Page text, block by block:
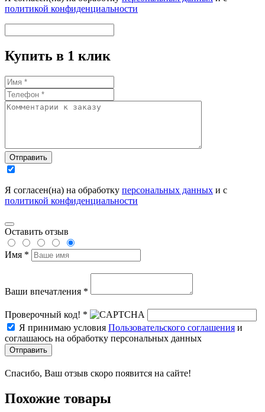
политикой конфиденциальности
Купить в 1 клик
Отправить
Я согласен(на) на обработку персональных данных и с
политикой конфиденциальности
Оставить отзыв
Имя *
Ваши впечатления *
Проверочный код! *
Я принимаю условия Пользовательского соглашения и
соглашаюсь на обработку персональных данных
Отправить
Спасибо, Ваш отзыв скоро появится на сайте!
Похожие товары